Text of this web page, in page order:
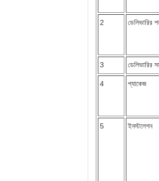
2 ডেলিভারির
3 ডেলিভারির
4 প্যাকেজ
5 ইনস্টলেশন